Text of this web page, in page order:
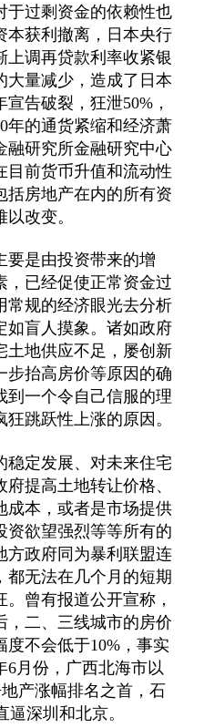
于过剩资金的依赖性也
本获利撤离，日本央行
上调再贷款利率收紧银
大量减少，造成了日本
告破裂，狂泄50%，
年的通货紧缩和经济萧
融研究所金融研究中心
目前货币升值和流动性
括房地产在内的所有资
改变。
要是由投资带来的增
，已经促使正常资金过
常规的经济眼光去分析
如盲人摸象。诸如政府
土地供应不足，屡创新
步抬高房价等原因的确
到一个令自己信服的理
跳跃性上涨的原因。
稳定发展、对未来住宅
提高土地转让价格、
成本，或者是市场提供
资欲望强烈等等所有的
方政府同为暴利联盟连
都无法在几个月的短期
曾有报道公开宣称，
，二、三线城市的房价
不会低于10%，事实
6月份，广西北海市以
产涨幅排名之首，石
深圳和北京。